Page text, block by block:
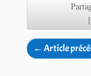
← Article